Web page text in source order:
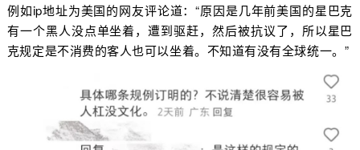
例如ip地址为美国的网友评论道：“原因是几年前美国的星巴克
有一个黑人没点单坐着，遭到驱赶，然后被抗议了，所以星巴
克规定是不消费的客人也可以坐着。不知道有没有全球统一。”